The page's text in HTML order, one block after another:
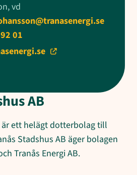
vd
01
AB
är ett helägt dotterbolag till
Stadshus AB äger bolagen
Tranås Energi AB.